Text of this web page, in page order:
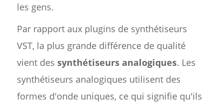
les gens.
Par rapport aux plugins de synthétiseurs
VST, la plus grande différence de qualité
vient des synthétiseurs analogiques. Les
synthétiseurs analogiques utilisent des
formes d'onde uniques, ce qui signifie qu'ils